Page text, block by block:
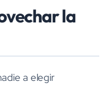
la
a elegir